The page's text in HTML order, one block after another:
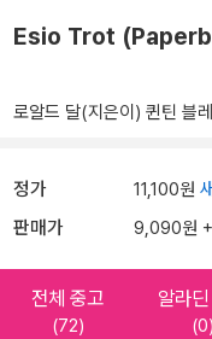
Esio Trot
로알드 달(지은이) 퀸틴 블
정가 11,100원
판매가 9,090원
전체 중고
(72)
알라
(0)